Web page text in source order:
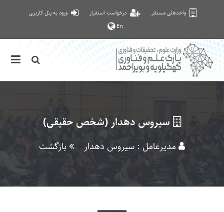
واحدهای مستقر درخواست استقرار
ورود به پنل کاربری
En
سیروس دهدار (شخص حقیقی)
مدیرعامل : سیروس دهدار بازگشت